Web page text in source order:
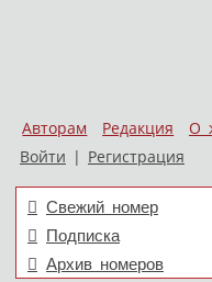
Авторам Редакция О
Войти | Регистрация
Свежий номер
Подписка
Архив номеров